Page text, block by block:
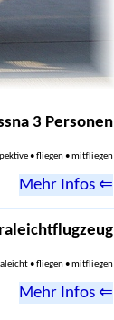
3 Personen
• fliegen • mitfliegen
Mehr Infos ⇐
• fliegen • mitfliegen
Mehr Infos ⇐